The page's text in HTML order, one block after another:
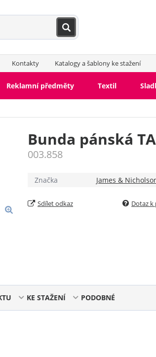
Kontakty Katalogy a šablony ke stažení
Reklamní předměty Textil
Větrovky
Jarní, podzimní
Zimní bundy
Bunda pánská
003.858
Značka James &
Sdílet odkaz Dotaz
KE STAŽENÍ PODOBNÉ